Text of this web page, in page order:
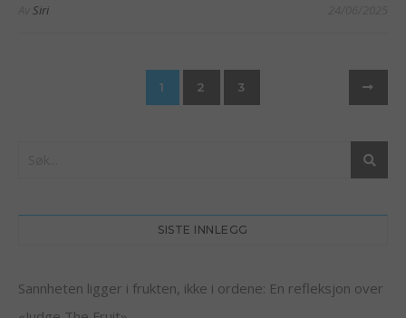
Siri
1 2 3
SISTE INNLEGG
Sannheten ligger i frukten, ikke i ordene: En refleksjon over